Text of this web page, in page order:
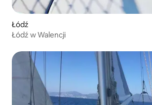
Łódź
Łódź w Walencji